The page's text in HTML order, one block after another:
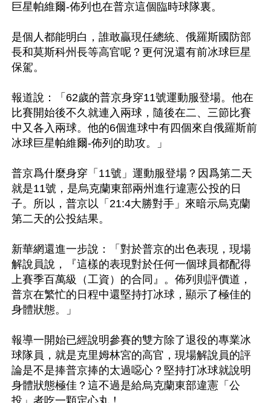
巨星帕維爾-佈列也在普京這個臨時球隊裏。
是個人都能明白，誰敢贏現任總統、俄羅斯國防部
長和莫斯科州長等高官呢？更何況還有前冰球巨星
保駕。
報道說：「62歲的普京身穿11號運動服登場。他在
比賽開始後不久就連入兩球，隨後在二、三節比賽
中又各入兩球。他的6個進球中有四個來自俄羅斯前
冰球巨星帕維爾-佈列的助攻。」
普京爲什麼身穿「11號」運動服登場？因爲第二天
就是11號，是烏克蘭東部兩州進行違憲公投的日
子。所以，普京以「21:4大勝對手」來暗示烏克蘭
第二天的公投結果。
新華網還進一步說：「對於普京的出色表現，現場
解說員說，『這樣的表現對於任何一個球員都配得
上賽季百萬級（工資）的合同』。佈列則評價道，
普京在繁忙的日程中還堅持打冰球，顯示了極佳的
身體狀態。」
報導一開始已經說明參賽的雙方除了退役的專業冰
球隊員，就是克里姆林宮的高官，現場解說員的評
論是不是捧普京捧的太過噁心？堅持打冰球就說明
身體狀態極佳？這不過是給烏克蘭東部違憲「公